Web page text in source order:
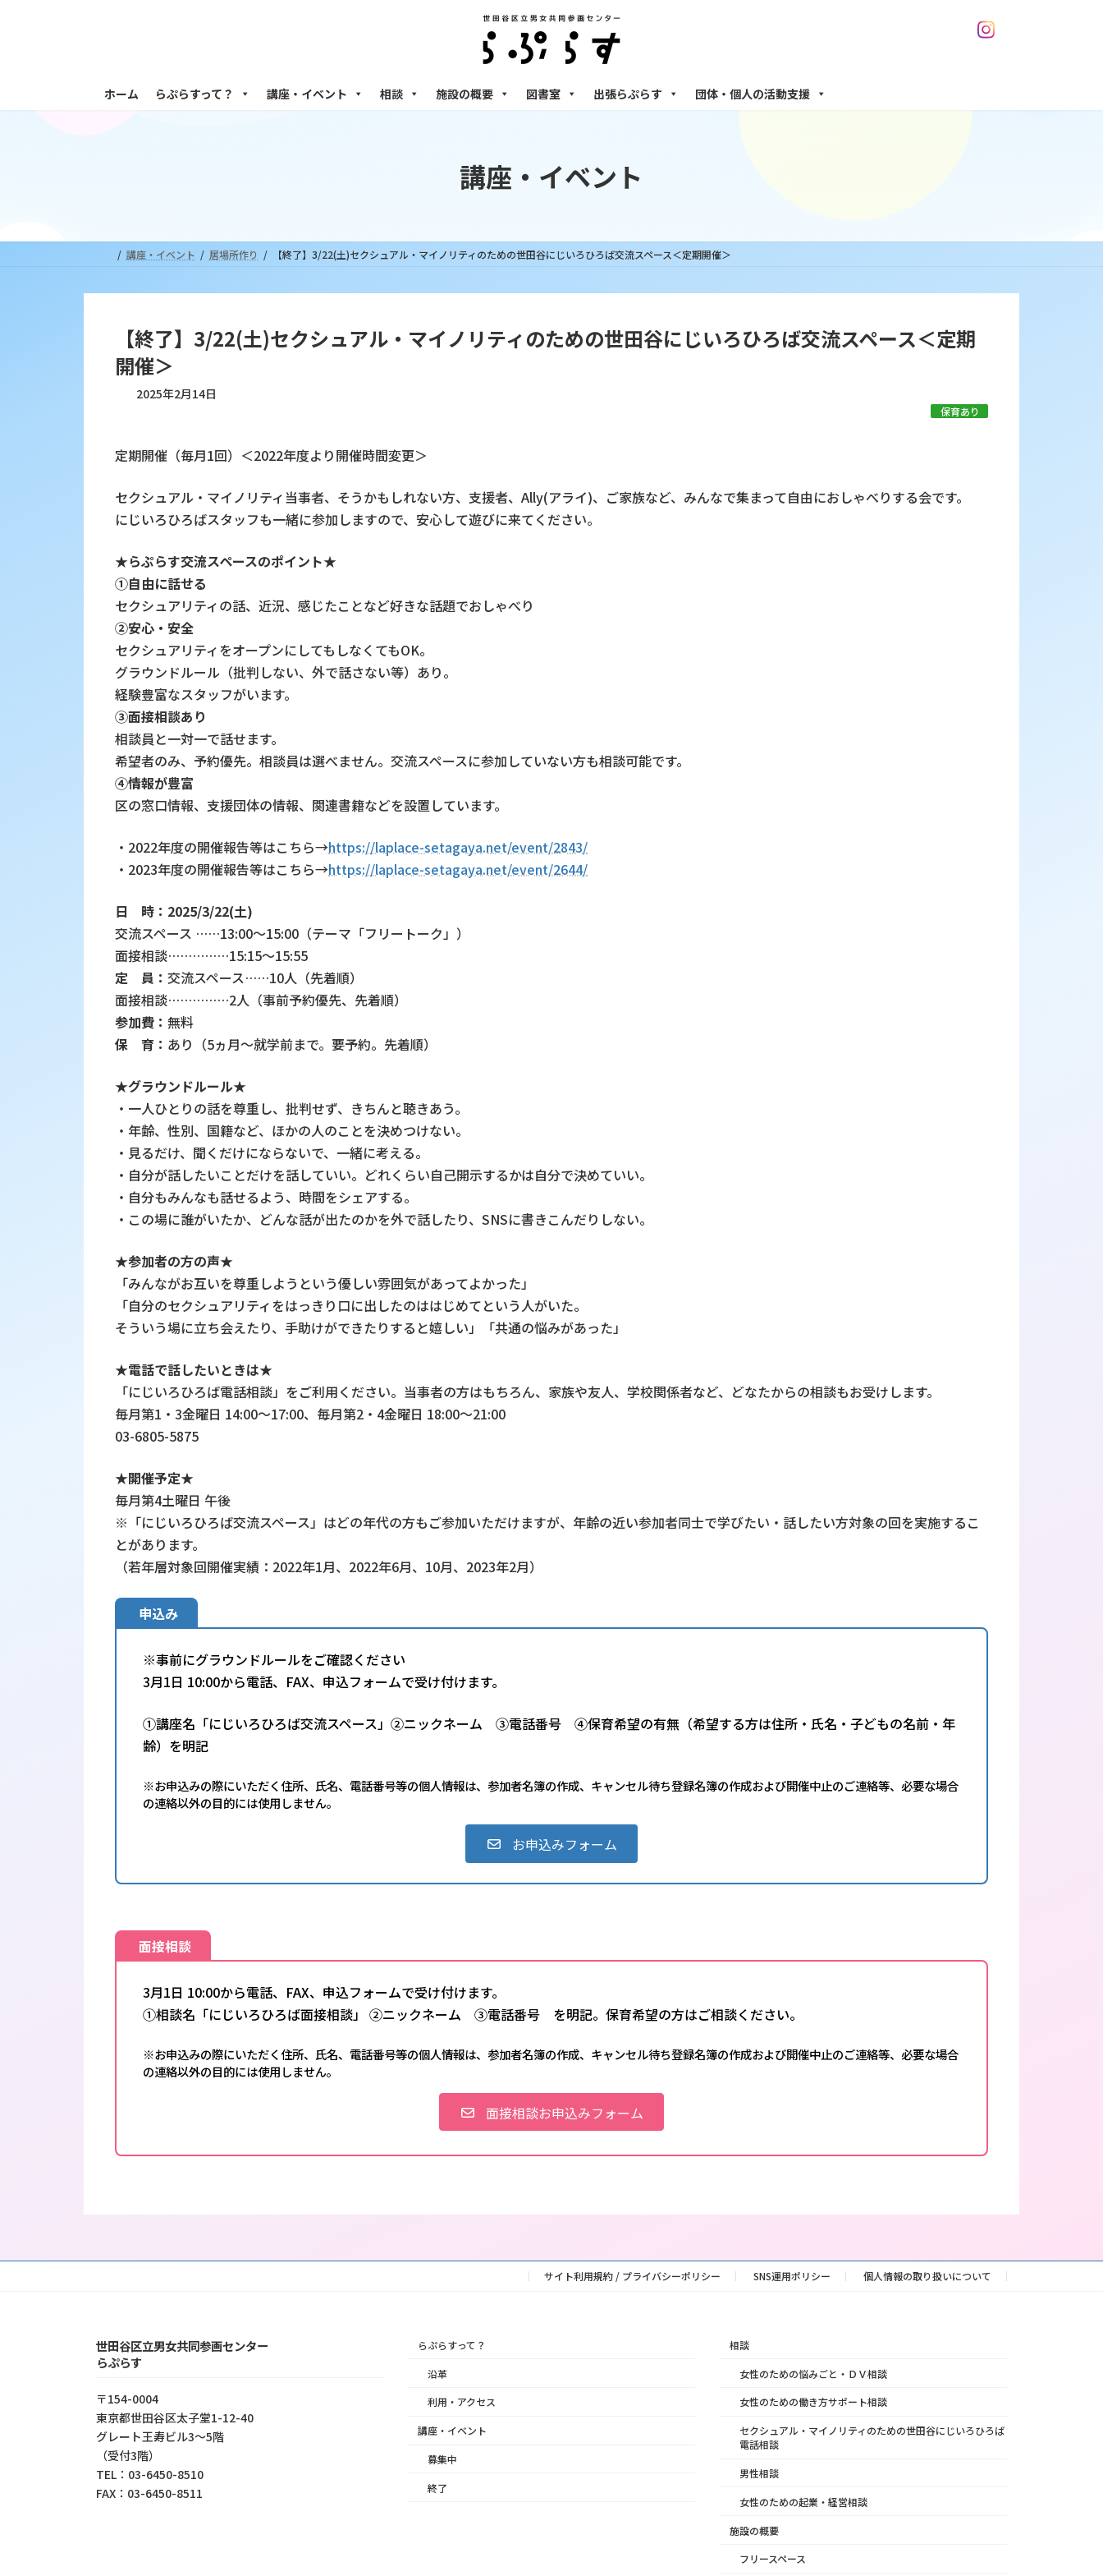
へ
ョ
ホーム らぷらすって？ 講座・イベント 相談 施設の概要 図書室 出張らぷらす 団体・個人の活動支援
講座・イベント
講座・イベント 居場所作り 【終了】3/22(土)セクシュアル・マイノリティのための世田谷にじいろひろば交流スペース＜定期開催＞
【終了】3/22(土)セクシュアル・マイノリティのための世田谷にじいろひろば交流スペース＜定期
開催＞
2025年2月14日
保育あり
定期開催（毎月1回）＜2022年度より開催時間変更＞
セクシュアル・マイノリティ当事者、そうかもしれない方、支援者、Ally(アライ)、ご家族など、みんなで集まって自由におしゃべりする会です。
にじいろひろばスタッフも一緒に参加しますので、安心して遊びに来てください。
★らぷらす交流スペースのポイント★
①自由に話せる
セクシュアリティの話、近況、感じたことなど好きな話題でおしゃべり
②安心・安全
セクシュアリティをオープンにしてもしなくてもOK。
グラウンドルール（批判しない、外で話さない等）あり。
経験豊富なスタッフがいます。
③面接相談あり
相談員と一対一で話せます。
希望者のみ、予約優先。相談員は選べません。交流スペースに参加していない方も相談可能です。
④情報が豊富
区の窓口情報、支援団体の情報、関連書籍などを設置しています。
・2022年度の開催報告等はこちら→https://laplace-setagaya.net/event/2843/
・2023年度の開催報告等はこちら→https://laplace-setagaya.net/event/2644/
日 時：2025/3/22(土)
交流スペース ……13:00～15:00（テーマ「フリートーク」）
面接相談……………15:15～15:55
定 員：交流スペース……10人（先着順）
面接相談……………2人（事前予約優先、先着順）
参加費：無料
保 育： あり（5ヵ月～就学前まで。要予約。先着順）
★グラウンドルール★
・一人ひとりの話を尊重し、批判せず、きちんと聴きあう。
・年齢、性別、国籍など、ほかの人のことを決めつけない。
・見るだけ、聞くだけにならないで、一緒に考える。
・自分が話したいことだけを話していい。どれくらい自己開示するかは自分で決めていい。
・自分もみんなも話せるよう、時間をシェアする。
・この場に誰がいたか、どんな話が出たのかを外で話したり、SNSに書きこんだりしない。
★参加者の方の声★
「みんながお互いを尊重しようという優しい雰囲気があってよかった」
「自分のセクシュアリティをはっきり口に出したのははじめてという人がいた。
そういう場に立ち会えたり、手助けができたりすると嬉しい」「共通の悩みがあった」
★電話で話したいときは★
「にじいろひろば電話相談」をご利用ください。当事者の方はもちろん、家族や友人、学校関係者など、どなたからの相談もお受けします。
毎月第1・3金曜日 14:00～17:00、毎月第2・4金曜日 18:00～21:00
03-6805-5875
★開催予定★
毎月第4土曜日 午後
※「にじいろひろば交流スペース」はどの年代の方もご参加いただけますが、年齢の近い参加者同士で学びたい・話したい方対象の回を実施するこ
とがあります。
（若年層対象回開催実績：2022年1月、2022年6月、10月、2023年2月）
申込み
※事前にグラウンドルールをご確認ください
3月1日 10:00から電話、FAX、申込フォームで受け付けます。
①講座名「にじいろひろば交流スペース」②ニックネーム ③電話番号 ④保育希望の有無（希望する方は住所・氏名・子どもの名前・年
齢）を明記
※お申込みの際にいただく住所、氏名、電話番号等の個人情報は、参加者名簿の作成、キャンセル待ち登録名簿の作成および開催中止のご連絡等、必要な場合
の連絡以外の目的には使用しません。
お申込みフォーム
面接相談
3月1日 10:00から電話、FAX、申込フォームで受け付けます。
①相談名「にじいろひろば面接相談」 ②ニックネーム ③電話番号 を明記。保育希望の方はご相談ください。
※お申込みの際にいただく住所、氏名、電話番号等の個人情報は、参加者名簿の作成、キャンセル待ち登録名簿の作成および開催中止のご連絡等、必要な場合
の連絡以外の目的には使用しません。
面接相談お申込みフォーム
サイト利用規約 / プライバシーポリシー SNS運用ポリシー 個人情報の取り扱いについて
世田谷区立男女共同参画センター
らぷらす
〒154-0004
東京都世⽥⾕区太⼦堂1-12-40
グレート王寿ビル3～5階
（受付3階）
TEL：03-6450-8510
FAX：03-6450-8511
らぷらすって？
沿革
利用・アクセス
講座・イベント
募集中
終了
相談
女性のための悩みごと・ＤＶ相談
女性のための働き方サポート相談
セクシュアル・マイノリティのための世田谷にじいろひろば
電話相談
男性相談
女性のための起業・経営相談
施設の概要
フリースペース